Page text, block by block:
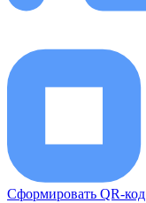
Сформировать QR-код